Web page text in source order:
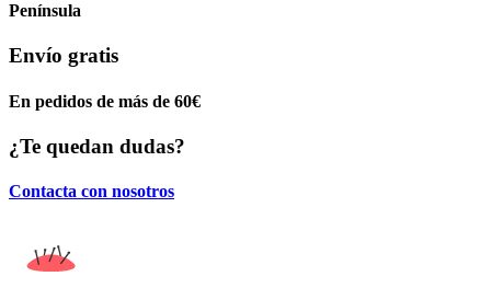
Península
Envío gratis
En pedidos de más de 60€
¿Te quedan dudas?
Contacta con nosotros